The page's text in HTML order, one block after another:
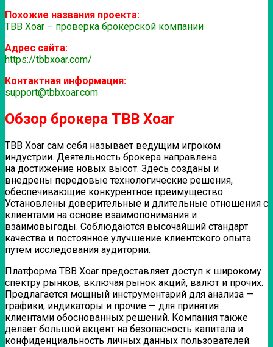
Похожие названия проекта:
TBB Xoar – проверка брокерской компании
Адрес сайта:
https://tbbxoar.com/
Контактная информация:
support@tbbxoar.com
Обзор брокера TBB Xoar
TBB Xoar сам себя называет ведущим игроком
индустрии. Деятельность брокера направлена
на достижение новых высот. Здесь созданы и
внедрены передовые технологические решения,
обеспечивающие конкурентное преимущество.
Установлены доверительные и длительные отношения с
клиентами на основе взаимопонимания и
взаимовыгоды. Соблюдаются высочайший стандарт
качества и постоянное улучшение клиентского опыта
путем исследования аудитории.
Платформа TBB Xoar предоставляет доступ к широкому
спектру рынков, включая рынок акций, валют и прочих.
Предлагается мощный инструментарий для анализа —
графики, индикаторы и прочие — для принятия
клиентами обоснованных решений. Компания также
делает большой акцент на безопасность капитала и
конфиденциальность личных данных пользователей.